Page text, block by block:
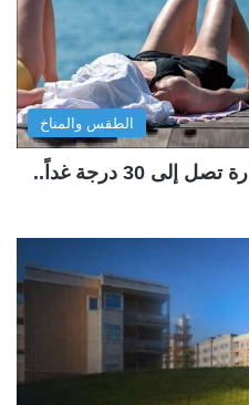
الطقس والمناخ
الأرصاد السويدية تحذّر: الحرارة تصل إلى 30 درجة غداً..